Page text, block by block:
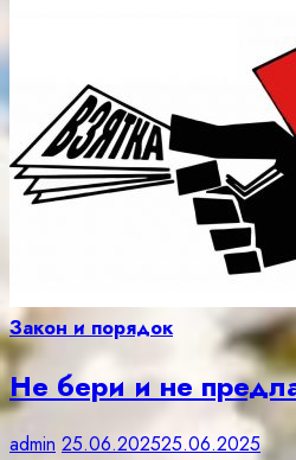
Закон и порядок
Не бери и не
admin 25.06.202525.06.2025